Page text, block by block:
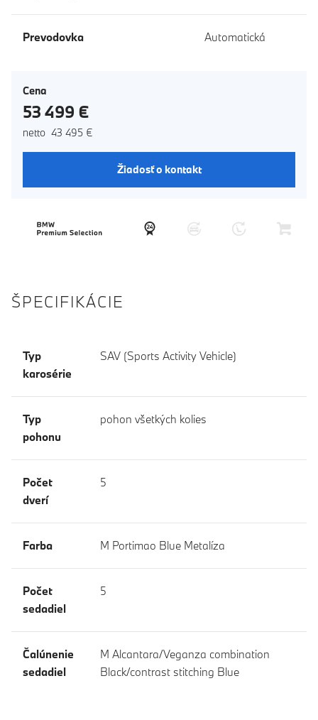
Prevodovka Automatická
Cena
53 499 €
netto 43 495 €
Žiadosť o kontakt
ŠPECIFIKÁCIE
Typ
karosérie
SAV (Sports Activity Vehicle)
Typ
pohonu
pohon všetkých kolies
Počet
dverí
5
Farba M Portimao Blue Metalíza
Počet
sedadiel
5
Čalúnenie
sedadiel
M Alcantara/Veganza combination
Black/contrast stitching Blue